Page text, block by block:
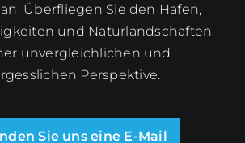
Überfliegen Sie den Hafen,
und Naturlandschaften
unvergleichlichen und
Perspektive.
Sie uns eine E-Mail